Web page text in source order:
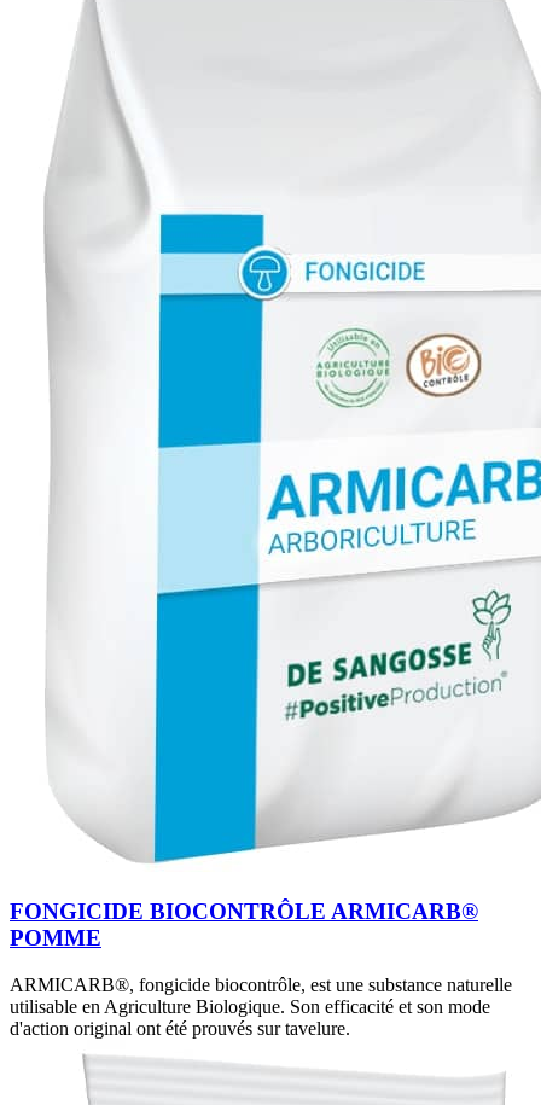
FONGICIDE BIOCONTRÔLE ARMICARB®
POMME
ARMICARB®, fongicide biocontrôle, est une substance naturelle
utilisable en Agriculture Biologique. Son efficacité et son mode
d'action original ont été prouvés sur tavelure.